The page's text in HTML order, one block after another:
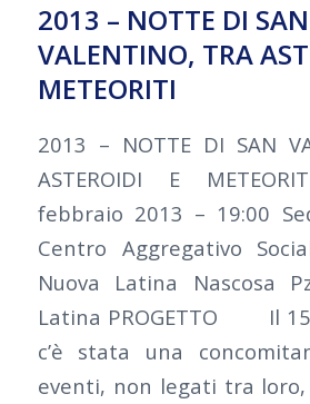
2013 – NOTTE DI SAN
VALENTINO, TRA
METEORITI
2013 – NOTTE DI SAN
ASTEROIDI E
febbraio 2013 – 19:00
Centro Aggregativo
Nuova Latina Nascosa
Latina PROGETTO Il
c’è stata una
eventi, non legati tra